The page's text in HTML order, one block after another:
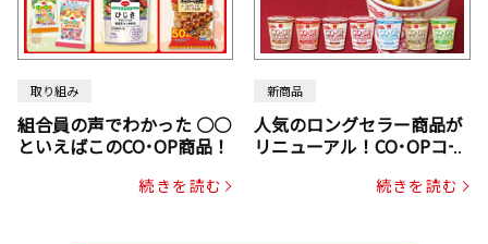
取り組み
組合員の声でわかった ○○
といえばこのCO･OP商品！
続きを読む
新商品
人気のロングセラー商品が
リニューアル！CO･OPコー
続きを読む